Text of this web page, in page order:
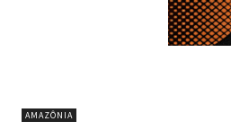
AMAZÔNIA